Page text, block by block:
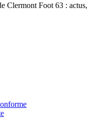
Clermont Foot 63 : actus,